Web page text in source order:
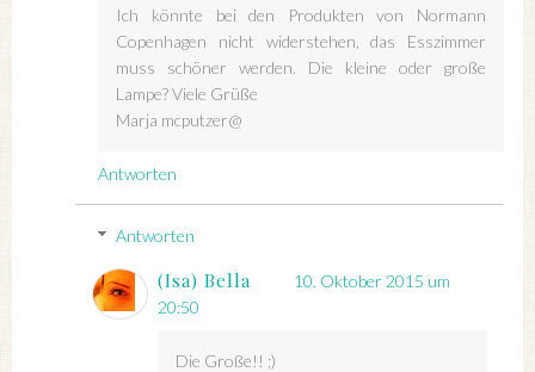
Ich könnte bei den Produkten von Normann
Copenhagen nicht widerstehen, das Esszimmer
muss schöner werden. Die kleine oder große
Lampe? Viele Grüße
Marja mcputzer@
Antworten
Antworten
(Isa) Bella
10. Oktober 2015 um
20:50
Die Große!! ;)